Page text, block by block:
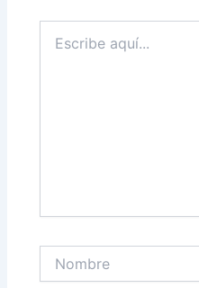
aquí...